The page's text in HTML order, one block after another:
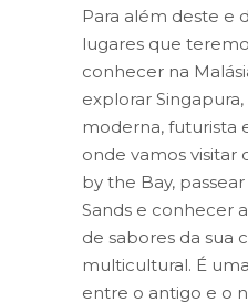
Para além deste e
lugares que
conhecer na
explorar
moderna, futurista
onde vamos visitar
by the Bay,
Sands e conhecer
de sabores da sua
multicultural. É
entre o antigo e o